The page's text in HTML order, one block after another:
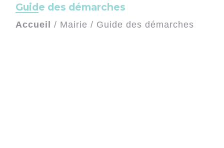
Guide des démarches
Accueil / Mairie / Guide des démarches